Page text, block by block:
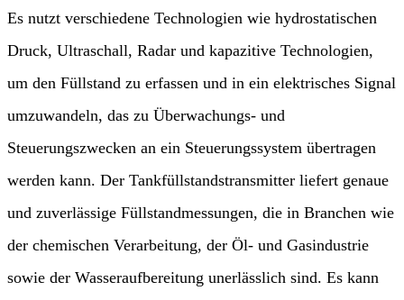
Es nutzt verschiedene Technologien wie hydrostatischen
Druck, Ultraschall, Radar und kapazitive Technologien,
um den Füllstand zu erfassen und in ein elektrisches Signal
umzuwandeln, das zu Überwachungs- und
Steuerungszwecken an ein Steuerungssystem übertragen
werden kann. Der Tankfüllstandstransmitter liefert genaue
und zuverlässige Füllstandmessungen, die in Branchen wie
der chemischen Verarbeitung, der Öl- und Gasindustrie
sowie der Wasseraufbereitung unerlässlich sind. Es kann